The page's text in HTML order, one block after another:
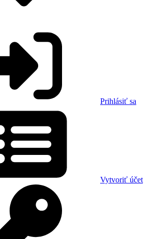
Prihlásiť sa
Vytvoriť účet